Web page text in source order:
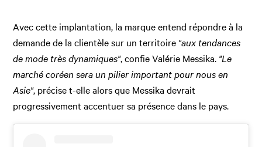
Avec cette implantation, la marque entend répondre à la
demande de la clientèle sur un territoire "aux tendances
de mode très dynamiques", confie Valérie Messika. "Le
marché coréen sera un pilier important pour nous en
Asie", précise t-elle alors que Messika devrait
progressivement accentuer sa présence dans le pays.